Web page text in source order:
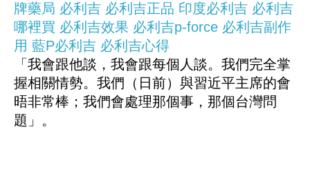
牌藥局 必利吉 必利吉正品 印度必利吉 必利吉
哪裡買 必利吉效果 必利吉p-force 必利吉副作
用 藍P必利吉 必利吉心得
「我會跟他談，我會跟每個人談。我們完全掌
握相關情勢。我們（日前）與習近平主席的會
晤非常棒；我們會處理那個事，那個台灣問
題」。